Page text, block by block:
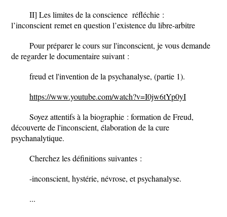
II] Les limites de la conscience réfléchie :
l’inconscient remet en question l’existence du libre-arbitre
Pour préparer le cours sur l'inconscient, je vous demande
de regarder le documentaire suivant :
freud et l'invention de la psychanalyse, (partie 1).
https://www.youtube.com/watch?v=I0jw6tYp0yI
Soyez attentifs à la biographie : formation de Freud,
découverte de l'inconscient, élaboration de la cure
psychanalytique.
Cherchez les définitions suivantes :
-inconscient, hystérie, névrose, et psychanalyse.
...